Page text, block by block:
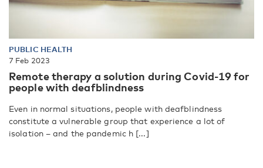
PUBLIC HEALTH
7 Feb 2023
Remote therapy a solution during Covid-19 for
people with deafblindness
Even in normal situations, people with deafblindness
constitute a vulnerable group that experience a lot of
isolation – and the pandemic h [...]